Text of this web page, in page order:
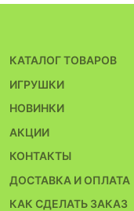
КАТАЛОГ ТОВАРОВ
ИГРУШКИ
НОВИНКИ
АКЦИИ
КОНТАКТЫ
ДОСТАВКА И ОПЛАТА
КАК СДЕЛАТЬ ЗАКАЗ